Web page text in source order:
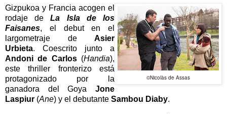
©Nicolàs de Assas
Gizpukoa y Francia acogen el
rodaje deLa Isla de los
Faisanes, el debut en el
largometraje de Asier
Urbieta. Coescrito junto a
Andoni de Carlos(Handia),
este thriller fronterizo está
protagonizado por la
ganadora del Goya Jone
Laspiur (Ane) y el debutante Sambou Diaby.